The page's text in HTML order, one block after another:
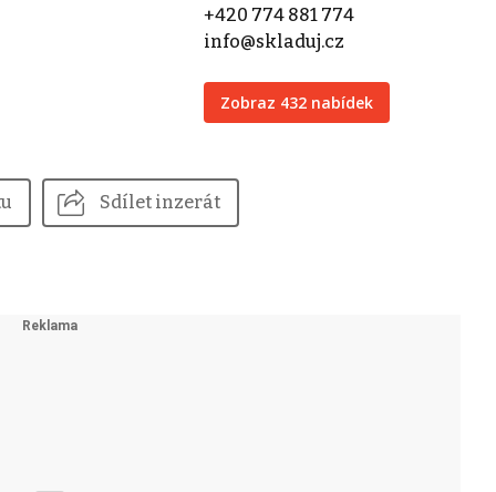
+420 774 881 774
info@skladuj.cz
Zobraz 432 nabídek
Sdílet inzerát